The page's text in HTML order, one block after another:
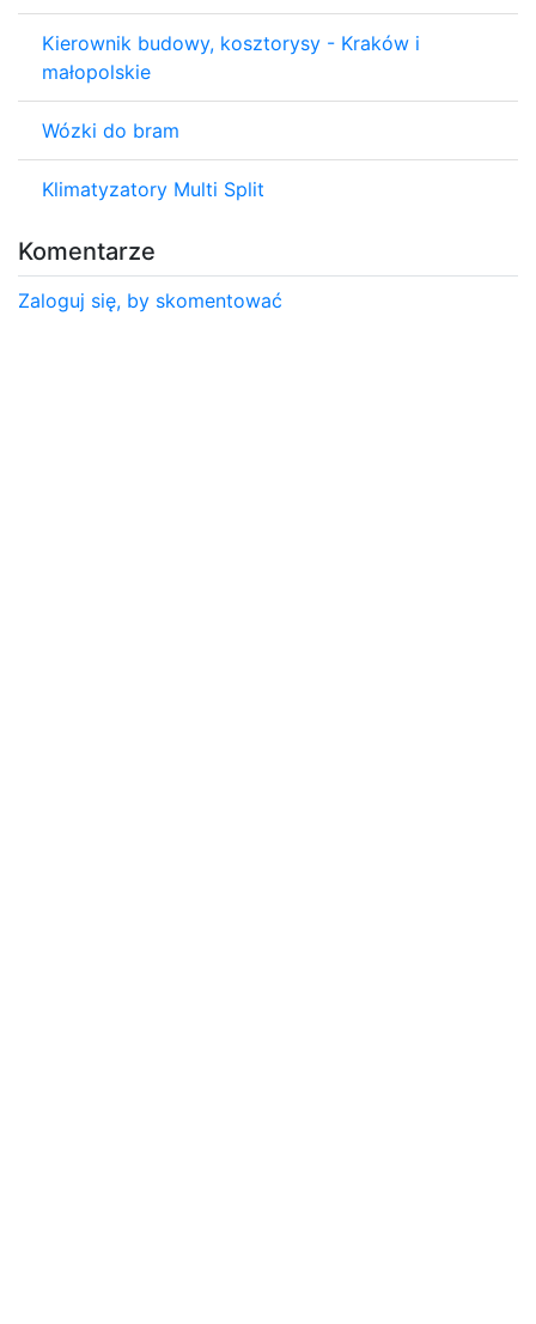
Kierownik budowy, kosztorysy - Kraków i
małopolskie
Wózki do bram
Klimatyzatory Multi Split
Komentarze
Zaloguj się, by skomentować